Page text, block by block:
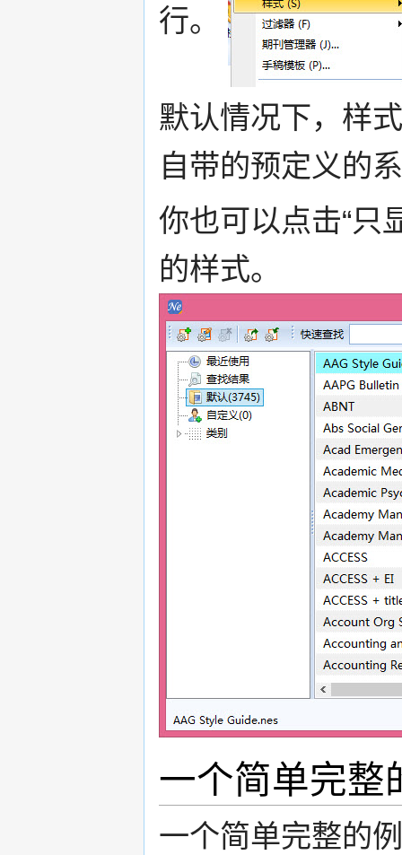
行。
默认情况下，样
自带的预定义的
你也可以点击“只
的样式。
一个简单完整
一个简单完整的